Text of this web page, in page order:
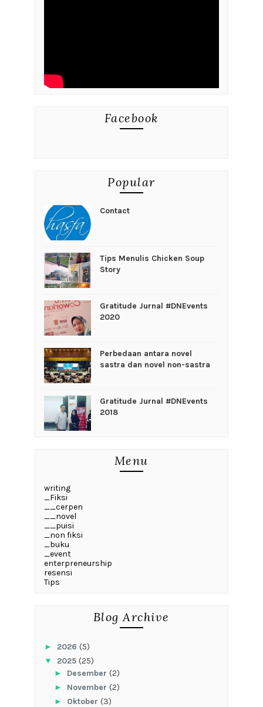
Facebook
Popular
Contact
Tips Menulis Chicken Soup
Story
Gratitude Jurnal #DNEvents
2020
Perbedaan antara novel
sastra dan novel non-sastra
Gratitude Jurnal #DNEvents
2018
Menu
writing
_Fiksi
__cerpen
__novel
__puisi
_non fiksi
_buku
_event
enterpreneurship
resensi
Tips
Blog Archive
► 2026 (5)
▼ 2025 (25)
► Desember (2)
► November (2)
► Oktober (3)